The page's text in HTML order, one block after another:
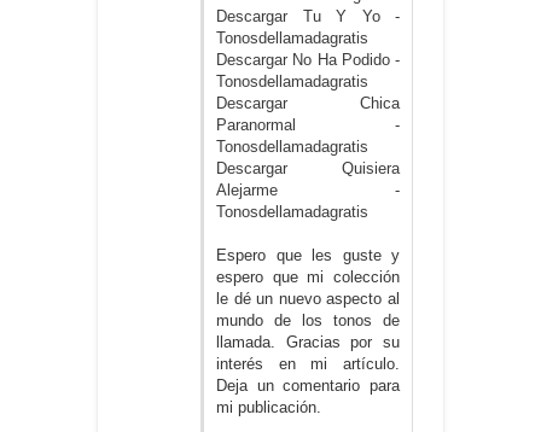
Descargar Tu Y Yo -
Tonosdellamadagratis
Descargar No Ha Podido -
Tonosdellamadagratis
Descargar Chica
Paranormal -
Tonosdellamadagratis
Descargar Quisiera
Alejarme -
Tonosdellamadagratis
Espero que les guste y
espero que mi colección
le dé un nuevo aspecto al
mundo de los tonos de
llamada. Gracias por su
interés en mi artículo.
Deja un comentario para
mi publicación.